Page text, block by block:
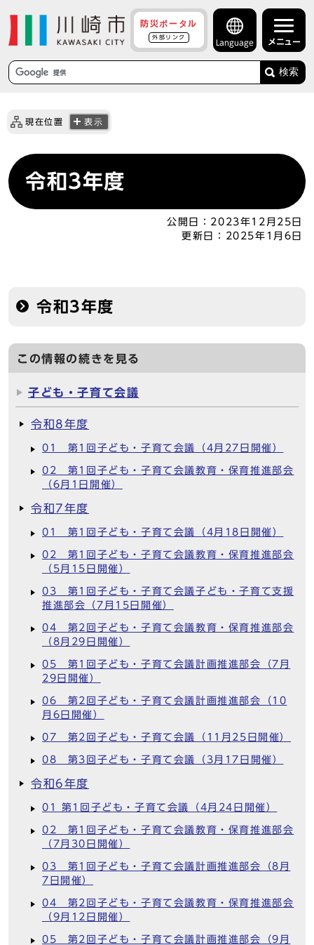
防災ポータル
外部リンク
Language メニュー
検索
現在位置 表示
令和3年度
公開日： 2023年12月25日
更新日：
2025年1月6日
令和3年度
この情報の続きを見る
子ども・子育て会議
令和8年度
01 第1回子ども・子育て会議（4月27日開催）
02 第1回子ども・子育て会議教育・保育推進部会
（6月1日開催）
令和7年度
01 第1回子ども・子育て会議（4月18日開催）
02 第1回子ども・子育て会議教育・保育推進部会
（5月15日開催）
03 第1回子ども・子育て会議子ども・子育て支援
推進部会（7月15日開催）
04 第2回子ども・子育て会議教育・保育推進部会
（8月29日開催）
05 第1回子ども・子育て会議計画推進部会（7月
29日開催）
06 第2回子ども・子育て会議計画推進部会（10
月6日開催）
07 第2回子ども・子育て会議（11月25日開催）
08 第3回子ども・子育て会議（3月17日開催）
令和6年度
01 第1回子ども・子育て会議（4月24日開催）
02 第1回子ども・子育て会議教育・保育推進部会
（7月30日開催）
03 第1回子ども・子育て会議計画推進部会（8月
7日開催）
04 第2回子ども・子育て会議教育・保育推進部会
（9月12日開催）
05 第2回子ども・子育て会議計画推進部会（9月